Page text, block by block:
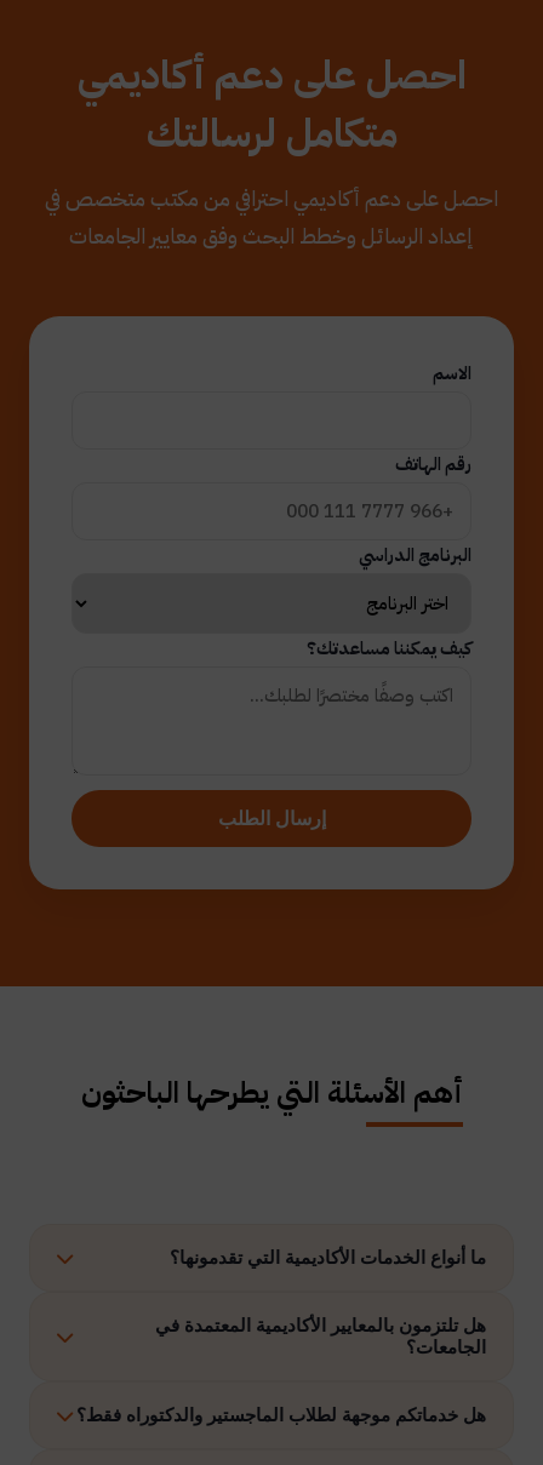
احصل على دعم أكاديمي
متكامل لرسالتك
احصل على دعم أكاديمي احترافي من مكتب متخصص في
إعداد الرسائل وخطط البحث وفق معايير الجامعات
الاسم
رقم الهاتف
البرنامج الدراسي
كيف يمكننا مساعدتك؟
إرسال الطلب
أهم الأسئلة التي يطرحها الباحثون
ما أنواع الخدمات الأكاديمية التي تقدمونها؟
نوفر حلولًا متكاملة تشمل إعداد الرسائل العلمية، الاستشارات
الأكاديمية، التحليل الإحصائي، إعداد خطة البحث، نشر الأبحاث،
هل تلتزمون بالمعايير الأكاديمية المعتمدة في
الجامعات؟
نعم، نلتزم بتنفيذ جميع الأعمال وفق ضوابط الدراسات العليا
هل خدماتكم موجهة لطلاب الماجستير والدكتوراه فقط؟